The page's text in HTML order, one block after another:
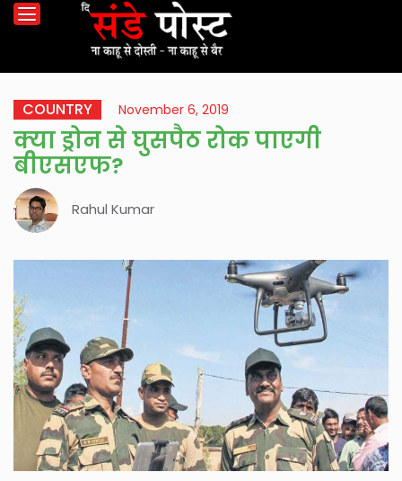
COUNTRY November 6, 2019
क्या ड्रोन से घुसपैठ रोक पाएगी
बीएसएफ?
Rahul Kumar